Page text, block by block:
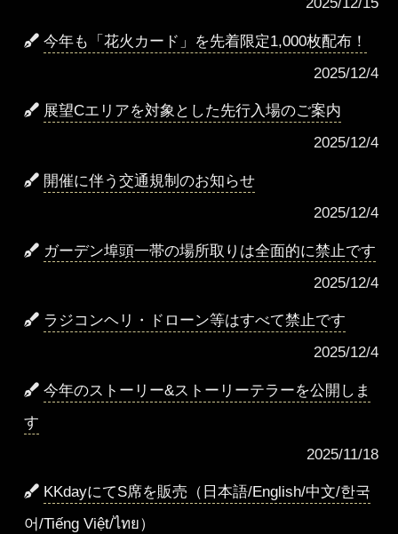
今年も「花火カード」を先着限定1,000枚配布！
2025/12/4
展望Cエリアを対象とした先行入場のご案内
2025/12/4
開催に伴う交通規制のお知らせ
2025/12/4
ガーデン埠頭一帯の場所取りは全面的に禁止です
2025/12/4
ラジコンヘリ・ドローン等はすべて禁止です
2025/12/4
今年のストーリー&ストーリーテラーを公開しま
す
2025/11/18
KKdayにてS席を販売（日本語/English/中文/한국
어/Tiếng Việt/ไทย）